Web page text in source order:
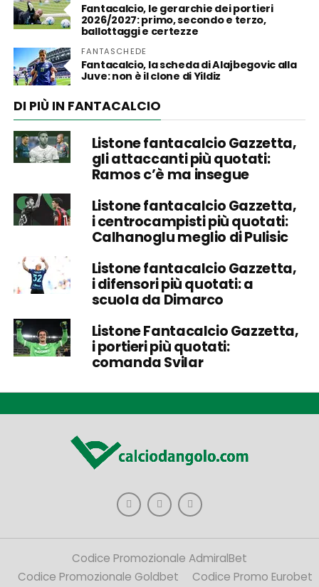
Fantacalcio, le gerarchie dei portieri
2026/2027: primo, secondo e terzo,
ballottaggi e certezze
FANTASCHEDE
Fantacalcio, la scheda di Alajbegovic alla
Juve: non è il clone di Yildiz
DI PIÙ IN FANTACALCIO
Listone fantacalcio Gazzetta,
gli attaccanti più quotati:
Ramos c’è ma insegue
Listone fantacalcio Gazzetta,
i centrocampisti più quotati:
Calhanoglu meglio di Pulisic
Listone fantacalcio Gazzetta,
i difensori più quotati: a
scuola da Dimarco
Listone Fantacalcio Gazzetta,
i portieri più quotati:
comanda Svilar
Codice Promozionale AdmiralBet
Codice Promozionale Goldbet
Codice Promo Eurobet